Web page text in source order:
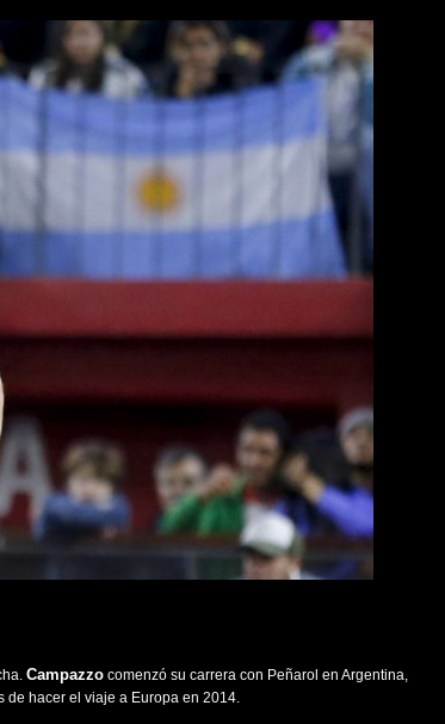
Campazzo comenzó su carrera con Peñarol en Argentina,
hacer el viaje a Europa en 2014.